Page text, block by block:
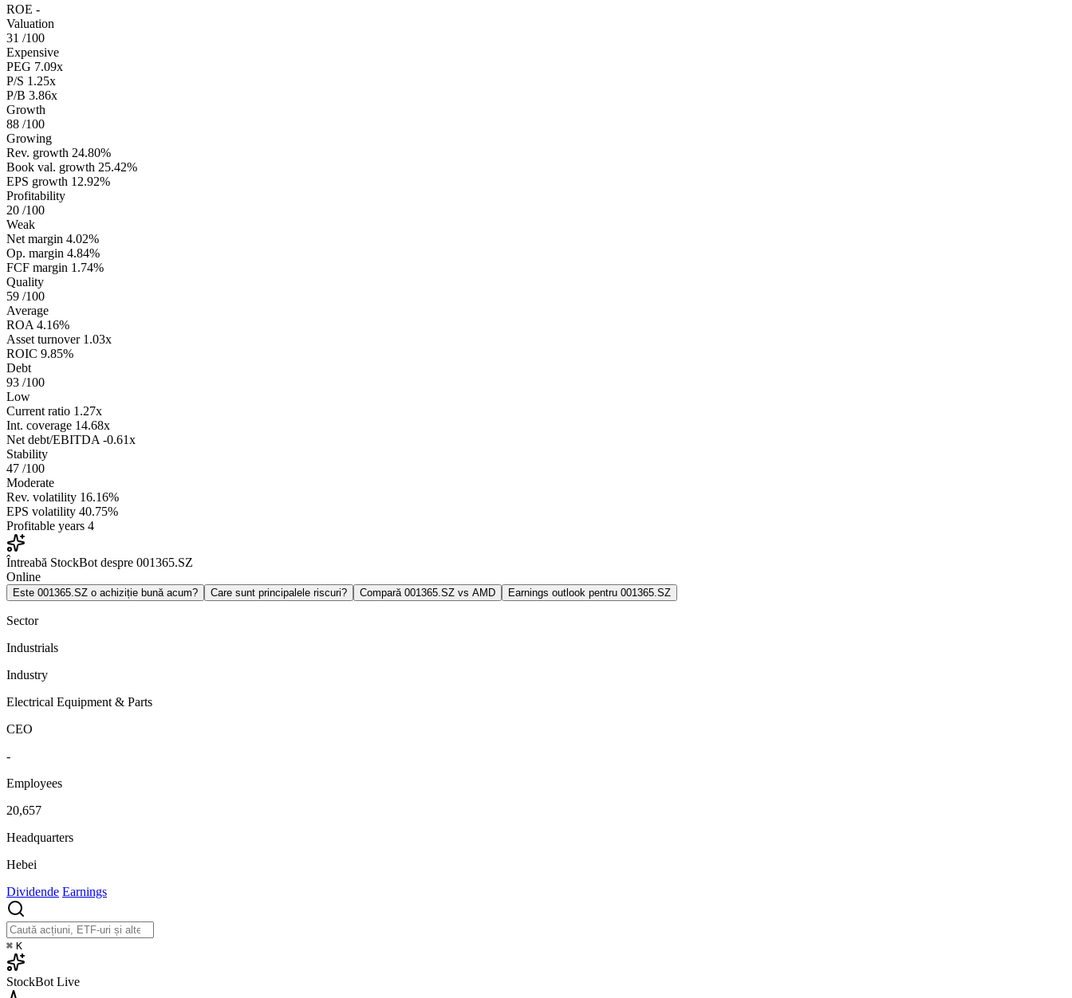
ROE -
Valuation
31 /100
Expensive
PEG 7.09x
P/S 1.25x
P/B 3.86x
Growth
88 /100
Growing
Rev. growth 24.80%
Book val. growth 25.42%
EPS growth 12.92%
Profitability
20 /100
Weak
Net margin 4.02%
Op. margin 4.84%
FCF margin 1.74%
Quality
59 /100
Average
ROA 4.16%
Asset turnover 1.03x
ROIC 9.85%
Debt
93 /100
Low
Current ratio 1.27x
Int. coverage 14.68x
Net debt/EBITDA -0.61x
Stability
47 /100
Moderate
Rev. volatility 16.16%
EPS volatility 40.75%
Profitable years 4
Întreabă StockBot despre 001365.SZ
Online
Este 001365.SZ o achiziție bună acum? Care sunt principalele riscuri? Compară 001365.SZ vs AMD Earnings outlook pentru 001365.SZ
Sector
Industrials
Industry
Electrical Equipment & Parts
CEO
-
Employees
20,657
Headquarters
Hebei
Dividende Earnings
⌘ K
StockBot Live